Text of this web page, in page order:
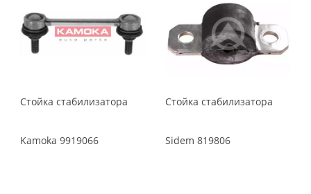
Стойка стабилизатора
Kamoka 9919066
Стойка стабилизатора
Sidem 819806